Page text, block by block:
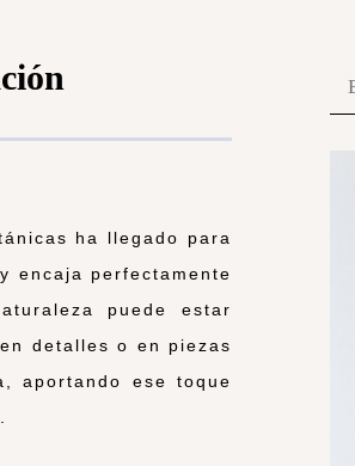
ha llegado para
encaja perfectamente
puede estar
detalles o en piezas
aportando ese toque